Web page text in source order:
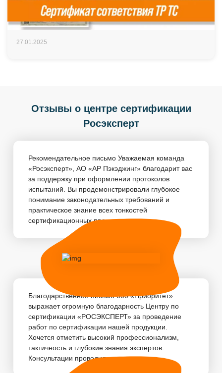
27.01.2025
Отзывы о центре сертификации
Росэксперт
Рекомендательное письмо Уважаемая команда
«Росэксперт», АО «АР Пэкэджинг» благодарит вас
за поддержку при оформлении протоколов
испытаний. Вы продемонстрировали глубокое
понимание законодательных требований и
практическое знание всех тонкостей
сертификационных про...
Благодарственное письмо 000 «Приоритет»
выражает огромную благодарность Центру по
сертификации «РОСЭКСПЕРТ» за проведение
работ по сертификации нашей продукции.
Хочется отметить высокий профессионализм,
тактичность и глубокие знания экспертов.
Консультации проводились...